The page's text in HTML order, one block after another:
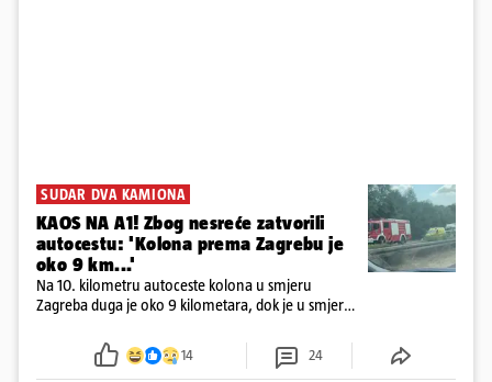
SUDAR DVA KAMIONA
KAOS NA A1! Zbog nesreće zatvorili
autocestu: 'Kolona prema Zagrebu je
oko 9 km...'
Na 10. kilometru autoceste kolona u smjeru
Zagreba duga je oko 9 kilometara, dok je u smjeru
14 24